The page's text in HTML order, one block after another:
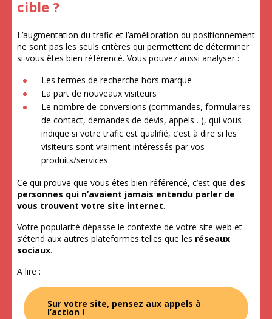
cible ?
L’augmentation du trafic et l’amélioration du positionnement
ne sont pas les seuls critères qui permettent de déterminer
si vous êtes bien référencé. Vous pouvez aussi analyser :
Les termes de recherche hors marque
La part de nouveaux visiteurs
Le nombre de conversions (commandes, formulaires
de contact, demandes de devis, appels…), qui vous
indique si votre trafic est qualifié, c’est à dire si les
visiteurs sont vraiment intéressés par vos
produits/services.
Ce qui prouve que vous êtes bien référencé, c’est que des
personnes qui n’avaient jamais entendu parler de
vous trouvent votre site internet.
Votre popularité dépasse le contexte de votre site web et
s’étend aux autres plateformes telles que les réseaux
sociaux.
A lire :
Sur votre site, pensez aux appels à
l’action !